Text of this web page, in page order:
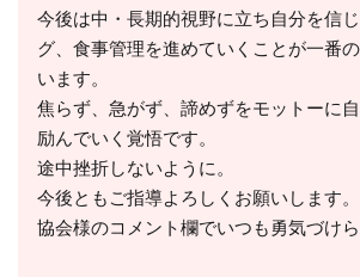
今後は中・長期的視野に立ち自分を信
グ、食事管理を進めていくことが一番
います。
焦らず、急がず、諦めずをモットーに
励んでいく覚悟です。
途中挫折しないように。
今後ともご指導よろしくお願いします。
協会様のコメント欄でいつも勇気づけら